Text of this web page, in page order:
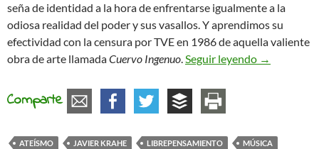
seña de identidad a la hora de enfrentarse igualmente a la
odiosa realidad del poder y sus vasallos. Y aprendimos su
efectividad con la censura por TVE en 1986 de aquella valiente
obra de arte llamadaCuervo Ingenuo.Seguir leyendo Muere un
→
Comparte
ATEÍSMO JAVIER KRAHE LIBREPENSAMIENTO MÚSICA